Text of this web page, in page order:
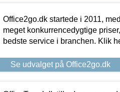
Office2go.dk startede i 2011,
meget konkurrencedygtige
bedste service i branchen. Klik
Se udvalget på Office2go.dk